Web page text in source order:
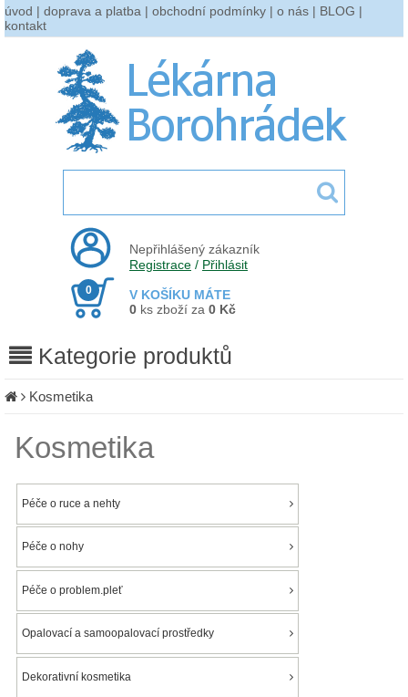
úvod | doprava a platba | obchodní podmínky | o nás | BLOG |
kontakt
Nepřihlášený zákazník
Registrace / Přihlásit
V KOŠÍKU MÁTE
0
0 ks zboží za 0 Kč
Kategorie produktů
Kosmetika
Kosmetika
Péče o ruce a nehty
Péče o nohy
Péče o problem.pleť
Opalovací a samoopalovací prostředky
Dekorativní kosmetika